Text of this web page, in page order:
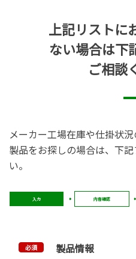
上記リストに
ない場合は下
ご相談
メーカー工場在庫や仕掛状
製品をお探しの場合は、下
い。
入力 内容確認
必須 製品情報